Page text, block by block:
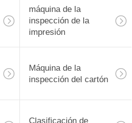
máquina de la
inspección de la
impresión
Máquina de la
inspección del cartón
Clasificación de